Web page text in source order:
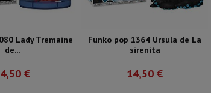
Lady Tremaine
de...
€
Funko pop 1364 Ursula de La
sirenita
14,50 €